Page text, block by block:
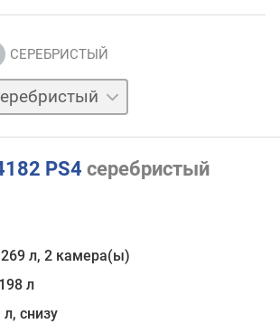
PS4 серебристый
269 л, 2 камера(ы)
198 л
л, снизу